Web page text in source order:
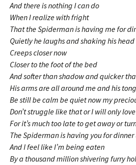
And there is nothing I can do
When I realize with fright
That the Spiderman is having me for
Quietly he laughs and shaking his head
Creeps closer now
Closer to the foot of the bed
And softer than shadow and quicker
His arms are all around me and his
Be still be calm be quiet now my
Don’t struggle like that or I will only
For it’s much too late to get away or
The Spiderman is having you for
And I feel like I’m being eaten
By a thousand million shivering furry